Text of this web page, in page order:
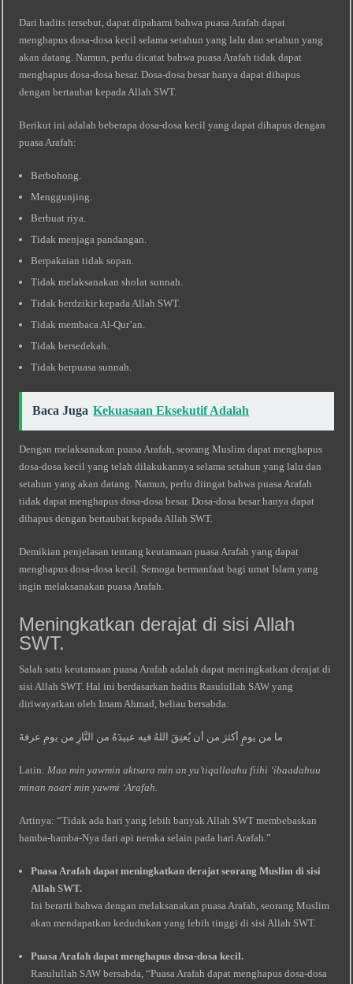
Dari hadits tersebut, dapat dipahami bahwa puasa Arafah dapat
menghapus dosa-dosa kecil selama setahun yang lalu dan setahun yang
akan datang. Namun, perlu dicatat bahwa puasa Arafah tidak dapat
menghapus dosa-dosa besar. Dosa-dosa besar hanya dapat dihapus
dengan bertaubat kepada Allah SWT.
Berikut ini adalah beberapa dosa-dosa kecil yang dapat dihapus dengan
puasa Arafah:
Berbohong.
Menggunjing.
Berbuat riya.
Tidak menjaga pandangan.
Berpakaian tidak sopan.
Tidak melaksanakan sholat sunnah.
Tidak berdzikir kepada Allah SWT.
Tidak membaca Al-Qur’an.
Tidak bersedekah.
Tidak berpuasa sunnah.
Baca Juga Kekuasaan Eksekutif Adalah
Dengan melaksanakan puasa Arafah, seorang Muslim dapat menghapus
dosa-dosa kecil yang telah dilakukannya selama setahun yang lalu dan
setahun yang akan datang. Namun, perlu diingat bahwa puasa Arafah
tidak dapat menghapus dosa-dosa besar. Dosa-dosa besar hanya dapat
dihapus dengan bertaubat kepada Allah SWT.
Demikian penjelasan tentang keutamaan puasa Arafah yang dapat
menghapus dosa-dosa kecil. Semoga bermanfaat bagi umat Islam yang
ingin melaksanakan puasa Arafah.
Meningkatkan derajat di sisi Allah
SWT.
Salah satu keutamaan puasa Arafah adalah dapat meningkatkan derajat di
sisi Allah SWT. Hal ini berdasarkan hadits Rasulullah SAW yang
diriwayatkan oleh Imam Ahmad, beliau bersabda:
ما من يومٍ أكثرَ من أن يُعتِقَ اللهُ فيه عبيدَهُ من النَّارِ من يومِ عرفةَ
Latin:Maa min yawmin aktsara min an yu’tiqallaahu fiihi ‘ibааdahuu
minan naari min yawmi ‘Arafah.
Artinya: “Tidak ada hari yang lebih banyak Allah SWT membebaskan
hamba-hamba-Nya dari api neraka selain pada hari Arafah.”
Puasa Arafah dapat meningkatkan derajat seorang Muslim di sisi
Allah SWT.
Ini berarti bahwa dengan melaksanakan puasa Arafah, seorang Muslim
akan mendapatkan kedudukan yang lebih tinggi di sisi Allah SWT.
Puasa Arafah dapat menghapus dosa-dosa kecil.
Rasulullah SAW bersabda, “Puasa Arafah dapat menghapus dosa-dosa